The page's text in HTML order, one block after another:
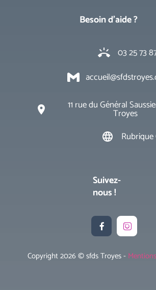
Besoin d'aide ?
ring_volume
03 25 73
place 11 rue du Général
Troyes
language Rubrique
Suivez-
nous !
 
Copyright 2026 © sfds Troyes -